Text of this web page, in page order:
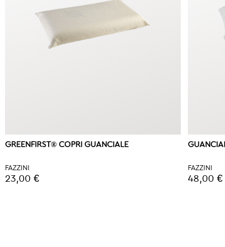
GREENFIRST® COPRI GUANCIALE
FAZZINI
23,00 €
FAZZINI
48,00 €